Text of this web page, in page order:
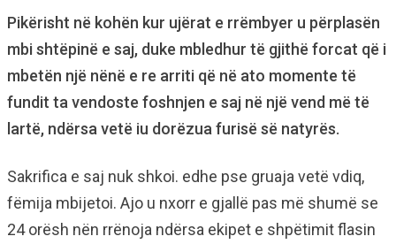
Pikërisht në kohën kur ujërat e rrëmbyer u përplasën
mbi shtëpinë e saj, duke mbledhur të gjithë forcat që i
mbetën një nënë e re arriti që në ato momente të
fundit ta vendoste foshnjen e saj në një vend më të
lartë, ndërsa vetë iu dorëzua furisë së natyrës.
Sakrifica e saj nuk shkoi. edhe pse gruaja vetë vdiq,
fëmija mbijetoi. Ajo u nxorr e gjallë pas më shumë se
24 orësh nën rrënoja ndërsa ekipet e shpëtimit flasin